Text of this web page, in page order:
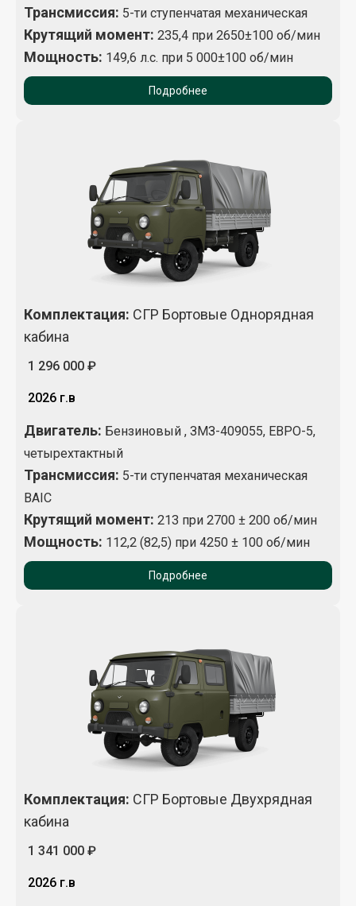
Трансмиссия: 5-ти ступенчатая механическая
Крутящий момент: 235,4 при 2650±100 об/мин
Мощность: 149,6 л.с. при 5 000±100 об/мин
Подробнее
Комплектация: СГР Бортовые Однорядная
кабина
1 296 000 ₽
2026 г.в
Двигатель: Бензиновый , ЗМЗ-409055, ЕВРО-5,
четырехтактный
Трансмиссия: 5-ти ступенчатая механическая
BAIC
Крутящий момент: 213 при 2700 ± 200 об/мин
Мощность: 112,2 (82,5) при 4250 ± 100 об/мин
Подробнее
Комплектация: СГР Бортовые Двухрядная
кабина
1 341 000 ₽
2026 г.в